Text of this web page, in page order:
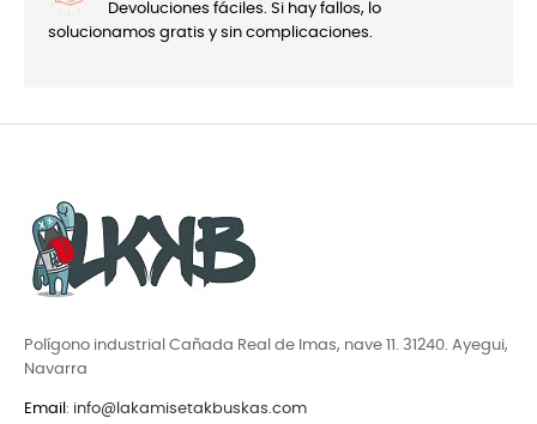
Devoluciones fáciles. Si hay fallos, lo
solucionamos gratis y sin complicaciones.
Polígono industrial Cañada Real de Imas, nave 11. 31240. Ayegui,
Navarra
Email : info@lakamisetakbuskas.com